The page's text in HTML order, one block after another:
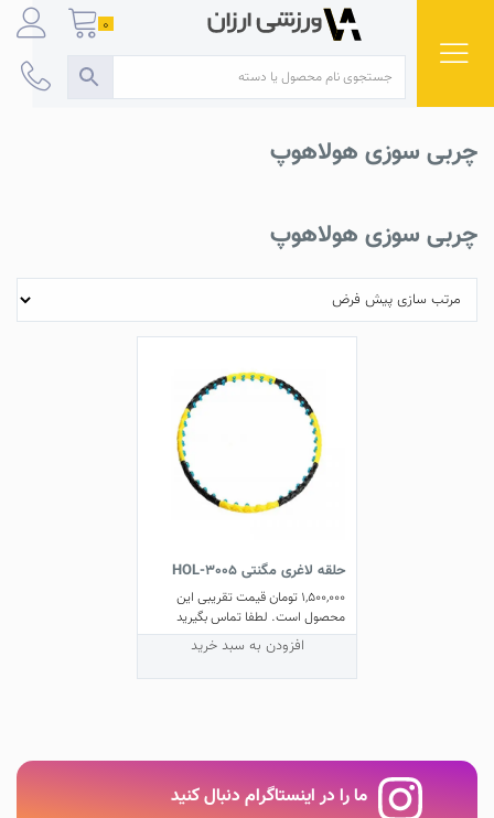
content
0
چربی سوزی هولاهوپ
چربی سوزی هولاهوپ
حلقه لاغری مگنتی HOL-3005
1,500,000 تومانقیمت تقریبی این
محصول است. لطفا تماس بگیرید
افزودن به سبد خرید
ما را در اینستاگرام دنبال کنید